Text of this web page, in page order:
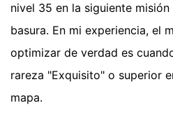
nivel 35 en la siguiente
basura. En mi experiencia, el
optimizar de verdad es
rareza "Exquisito" o superior
mapa.